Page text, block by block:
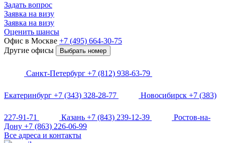
Задать вопрос
Заявка на визу
Заявка на визу
Оценить шансы
Офис в Москве +7 (495) 664-30-75
Другие офисы
Выбрать номер
Санкт-Петербург +7 (812) 938-63-79
Екатеринбург +7 (343) 328-28-77 Новосибирск +7 (383)
227-91-71 Казань +7 (843) 239-12-39
Ростов-на-
Дону +7 (863) 226-06-99
Все адреса и контакты